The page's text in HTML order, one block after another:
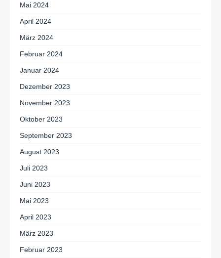
Mai 2024
April 2024
März 2024
Februar 2024
Januar 2024
Dezember 2023
November 2023
Oktober 2023
September 2023
August 2023
Juli 2023
Juni 2023
Mai 2023
April 2023
März 2023
Februar 2023